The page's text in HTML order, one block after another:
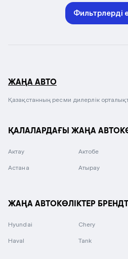
Фильтрлерді
ЖАҢА АВТО
Қазақстанның ресми дилерлік
ҚАЛАЛАРДАҒЫ ЖАҢА
Актау Актобе
Астана Атырау
ЖАҢА АВТОКӨЛІКТЕР
Hyundai Chery
Haval Tank